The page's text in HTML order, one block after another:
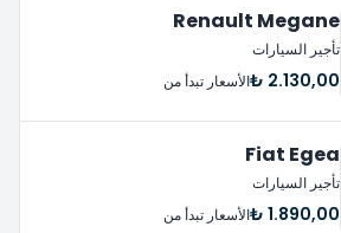
Renault Megane
تأجير السيارات
2.130,00 ₺ الأسعار تبدأ من
Fiat Egea
تأجير السيارات
1.890,00 ₺ الأسعار تبدأ من